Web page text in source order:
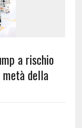
a rischio
della